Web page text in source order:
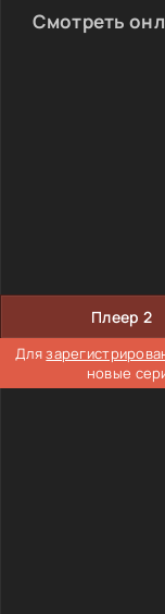
Смотреть
Плеер 2
Для
новые